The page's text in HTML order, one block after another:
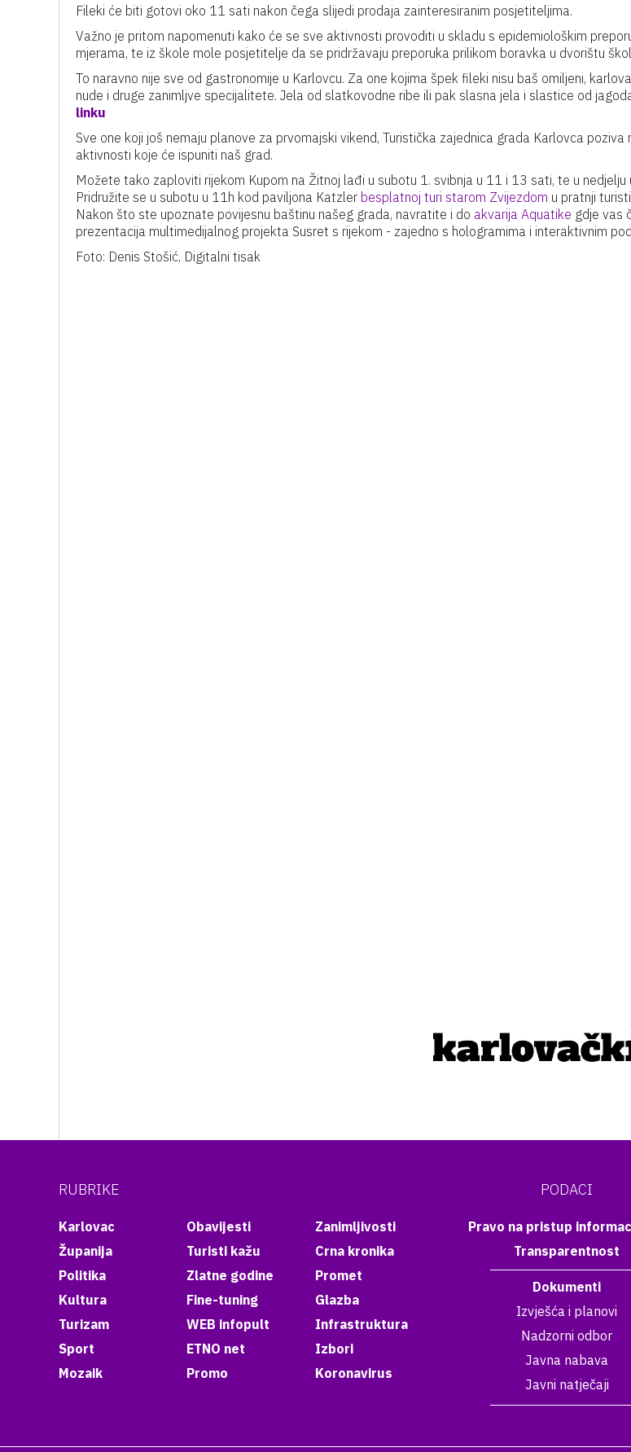
Fileki će biti gotovi oko 11 sati nakon čega slijedi prodaja zainteresiranim posjetiteljima.
Važno je pritom napomenuti kako će se sve aktivnosti provoditi u skladu s epidemiološkim
mjerama, te iz škole mole posjetitelje da se pridržavaju preporuka prilikom boravka u dvorištu
To naravno nije sve od gastronomije u Karlovcu. Za one kojima špek fileki nisu baš omiljeni,
nude i druge zanimljve specijalitete. Jela od slatkovodne ribe ili pak slasna jela i slastice od
linku
Sve one koji još nemaju planove za prvomajski vikend, Turistička zajednica grada Karlovca poziva
aktivnosti koje će ispuniti naš grad.
Možete tako zaploviti rijekom Kupom na Žitnoj lađi u subotu 1. svibnja u 11 i 13 sati, te u nedjelju
Pridružite se u subotu u 11h kod paviljona Katzler besplatnoj turi starom Zvijezdom u pratnji
Nakon što ste upoznate povijesnu baštinu našeg grada, navratite i do akvarija Aquatike gdje vas
prezentacija multimedijalnog projekta Susret s rijekom - zajedno s hologramima i interaktivnim
Foto: Denis Stošić, Digitalni tisak
RUBRIKE
Karlovac
Županija
Politika
Kultura
Turizam
Sport
Mozaik
Obavijesti
Turisti kažu
Zlatne godine
Fine-tuning
WEB infopult
ETNO net
Promo
Zanimljivosti
Crna kronika
Promet
Glazba
Infrastruktura
Izbori
Koronavirus
PODACI
Pravo na pristup
Transparentnost
Dokumenti
Izvješća i planovi
Nadzorni odbor
Javna nabava
Javni natječaji